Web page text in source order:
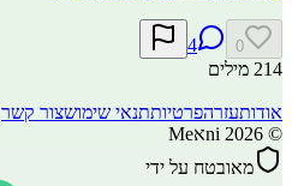
0
4
214 מילים
אודותעזרהפרטיותתנאי שימושצור קשר
©
2026 Meאni
מאובטח על ידי